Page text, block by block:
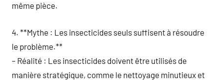
même pièce.
4. **Mythe : Les insecticides seuls suffisent à résoudre
le problème.**
– Réalité : Les insecticides doivent être utilisés de
manière stratégique, comme le nettoyage minutieux et